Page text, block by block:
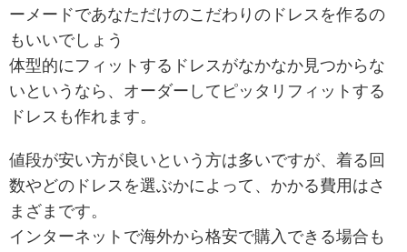
ーメードであなただけのこだわりのドレスを作るの
もいいでしょう
体型的にフィットするドレスがなかなか見つからな
いというなら、オーダーしてピッタリフィットする
ドレスも作れます。
値段が安い方が良いという方は多いですが、着る回
数やどのドレスを選ぶかによって、かかる費用はさ
まざまです。
インターネットで海外から格安で購入できる場合も